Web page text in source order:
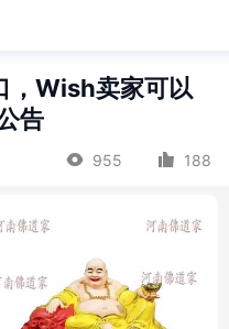
，Wish卖家可以
告
955 188